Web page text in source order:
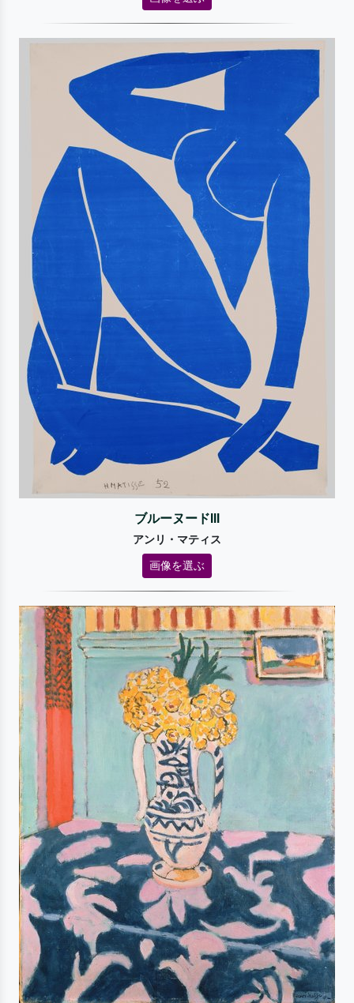
ブルーヌードIII
アンリ・マティス
画像を選ぶ